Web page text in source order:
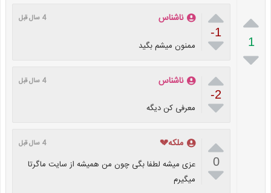

1


-1

ناشناس 4 سال قبل
ممنون میشم بگید

-2

ناشناس 4 سال قبل
معرفی کن دیگه

0

ملکه💔 4 سال قبل
عزی میشه لطفا بگی چون من همیشه از سایت ماگرتا
میگیرم